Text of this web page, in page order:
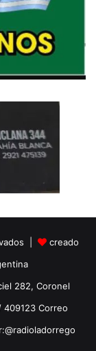
|
creado
282, Coronel
Correo